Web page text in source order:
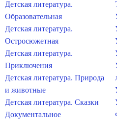
Детская литература.
Образовательная
Детская литература.
Остросюжетная
Детская литература.
Приключения
Детская литература. Природа
и животные
Детская литература. Сказки
Документальное